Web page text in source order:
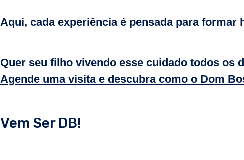
Aqui, cada experiência é pensada para
Quer seu filho vivendo esse cuidado todos os
Agende uma visita e descubra como o Dom
Vem Ser DB!